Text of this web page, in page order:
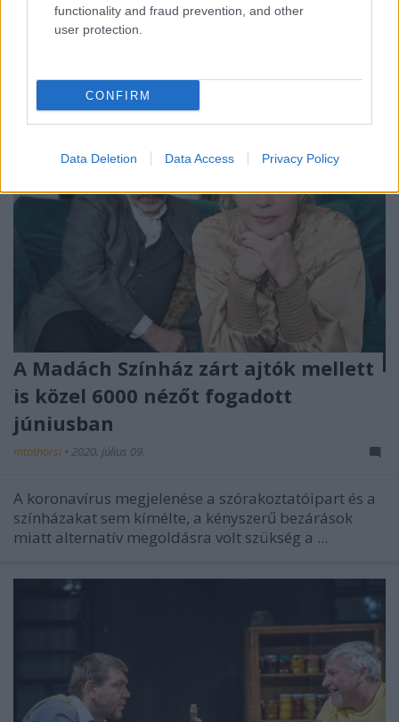
functionality and fraud prevention, and other
user protection.
CONFIRM
Data Deletion Data Access Privacy Policy
Augusztus 21. és 29. között, a tervezett és már
meghirdetett versenyprogrammal, magas művészi
A Madách Színház zárt ajtók mellett
is közel 6000 nézőt fogadott
júniusban
mtothorsi • 2020. július 09.
A koronavírus megjelenése a szórakoztatóipart és a
színházakat sem kímélte, a kényszerű bezárások
miatt alternatív megoldásra volt szükség a ...